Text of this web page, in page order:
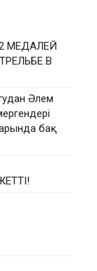
МЕДАЛЕЙ
В
Әлем
бақ